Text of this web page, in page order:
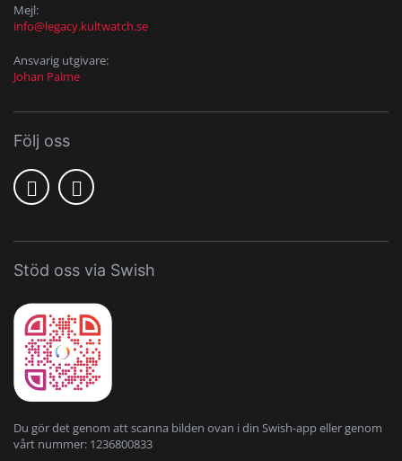
Mejl:
info@legacy.kultwatch.se
Ansvarig utgivare:
Johan Palme
Följ oss
Stöd oss via Swish
Du gör det genom att scanna bilden ovan i din Swish-app eller genom
vårt nummer: 1236800833